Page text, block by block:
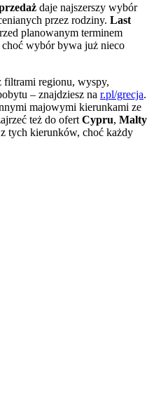
daje najszerszy wybór
przez rodziny. Last
planowanym terminem
wybór bywa już nieco
filtrami regionu, wyspy,
– znajdziesz na r.pl/grecja.
majowymi kierunkami ze
też do ofert Cypru, Malty
tych kierunków, choć każdy